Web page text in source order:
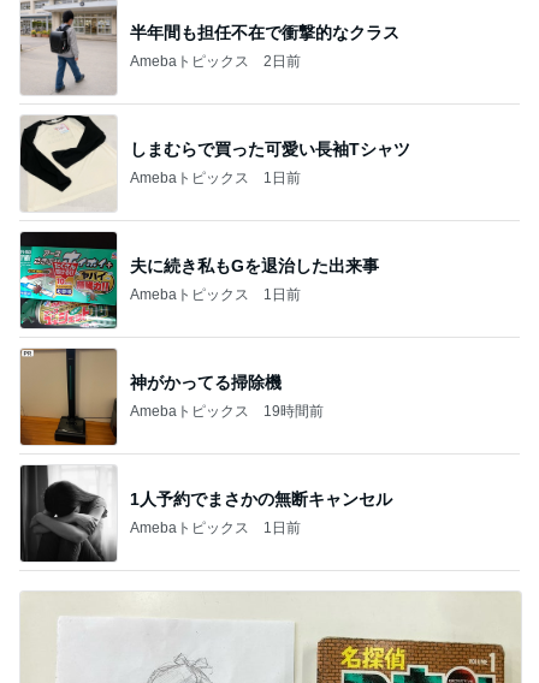
半年間も担任不在で衝撃的なクラス
Amebaトピックス 2日前
しまむらで買った可愛い長袖Tシャツ
Amebaトピックス 1日前
夫に続き私もGを退治した出来事
Amebaトピックス 1日前
神がかってる掃除機
Amebaトピックス 19時間前
1人予約でまさかの無断キャンセル
Amebaトピックス 1日前